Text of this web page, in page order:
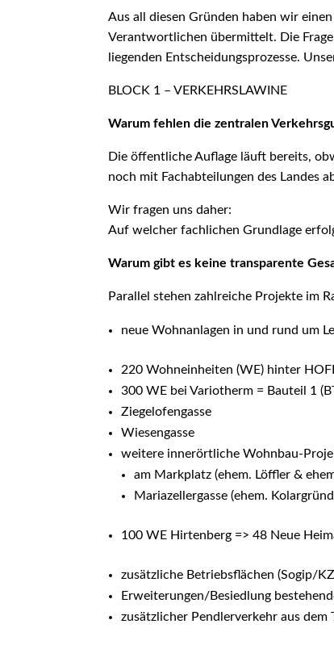
Aus all diesen Gründen haben wir
Verantwortlichen übermittelt. Die
liegenden Entscheidungsprozesse.
BLOCK 1 – VERKEHRSLAWINE
Warum fehlen die zentralen
Die öffentliche Auflage läuft bereits,
noch mit Fachabteilungen des Landes
Wir fragen uns daher:
Auf welcher fachlichen Grundlage
Warum gibt es keine transparente
Parallel stehen zahlreiche Projekte im
neue Wohnanlagen in und rund um
220 Wohneinheiten (WE) hinter
300 WE bei Variotherm = Bauteil 1
Ziegelofengasse
Wiesengasse
weitere innerörtliche Wohnbau-
am Markplatz (ehem. Löffler &
Mariazellergasse (ehem.
100 WE Hirtenberg => 48 Neue
zusätzliche Betriebsflächen (Sogip/
Erweiterungen/Besiedlung
zusätzlicher Pendlerverkehr aus dem